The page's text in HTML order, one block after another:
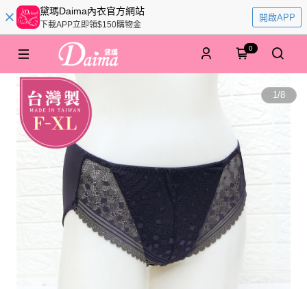
黛瑪Daima內衣官方網站
下載APP立即領$150購物金
開啟APP
0
1/8